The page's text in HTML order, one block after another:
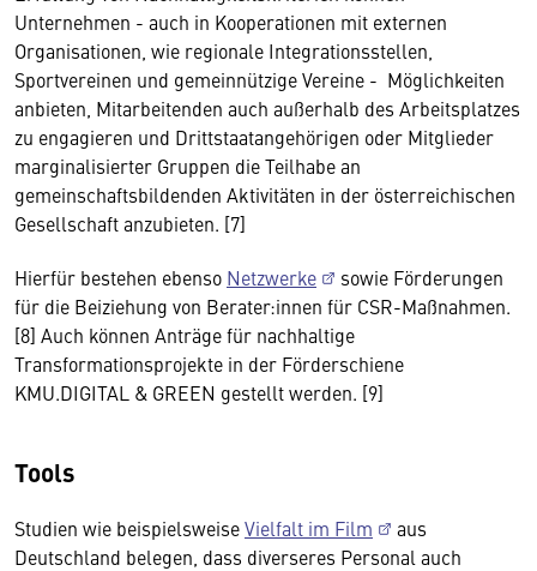
Unternehmen - auch in Kooperationen mit externen
Organisationen, wie regionale Integrationsstellen,
Sportvereinen und gemeinnützige Vereine - Möglichkeiten
anbieten, Mitarbeitenden auch außerhalb des Arbeitsplatzes
zu engagieren und Drittstaatangehörigen oder Mitglieder
marginalisierter Gruppen die Teilhabe an
gemeinschaftsbildenden Aktivitäten in der österreichischen
Gesellschaft anzubieten. [7]
Hierfür bestehen ebenso Netzwerke
sowie Förderungen
für die Beiziehung von Berater:innen für CSR-Maßnahmen.
[8] Auch können Anträge für nachhaltige
Transformationsprojekte in der Förderschiene
KMU.DIGITAL & GREEN gestellt werden. [9]
Tools
Studien wie beispielsweiseVielfalt im Film
aus
Deutschland belegen, dass diverseres Personal auch